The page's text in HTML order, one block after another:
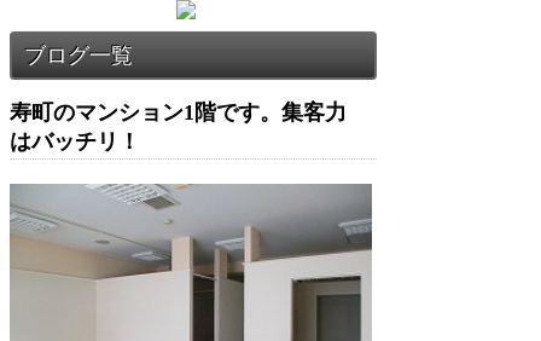
寿町のマンション1階です。集客力
はバッチリ！